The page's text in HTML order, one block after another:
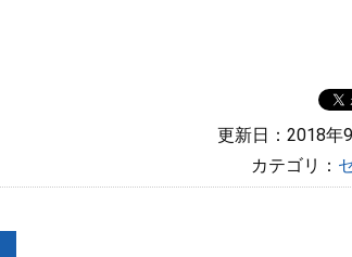
更新日：2018年
カテゴリ：